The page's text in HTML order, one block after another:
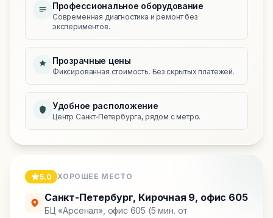
Профессиональное оборудование
Современная диагностика и ремонт без
экспериментов.
Прозрачные цены
Фиксированная стоимость. Без скрытых платежей.
Удобное расположение
Центр Санкт‑Петербурга, рядом с метро.
5.0 ХОРОШЕЕ МЕСТО
Санкт-Петербург, Кирочная 9, офис 605
БЦ «Арсенал», офис 605 (5 мин. от